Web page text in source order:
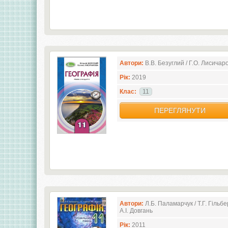
Автори: В.В. Безуглий / Г.О.
Рік: 2019
Клас:
11
ПЕРЕГЛЯНУТИ
Автори: Л.Б. Паламарчук / Т.Г.
А.І. Довгань
Рік: 2011